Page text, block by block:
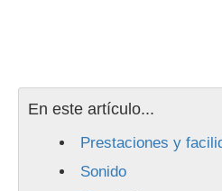
En este artículo...
Prestaciones y
Sonido